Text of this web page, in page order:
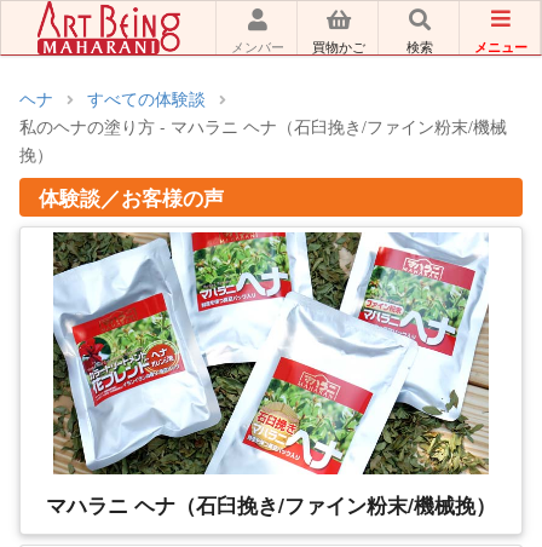
メンバー 買物かご 検索 メニュー
ヘナ
すべての体験談
私のヘナの塗り方 - マハラニ ヘナ（石臼挽き/ファイン粉末/機械
挽）
体験談／お客様の声
マハラニ ヘナ（石臼挽き/ファイン粉末/機械挽）